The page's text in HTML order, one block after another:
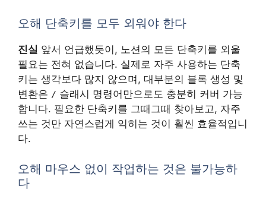
오해 단축키를 모두 외워야 한다
진실 앞서 언급했듯이, 노션의 모든 단축키를 외울
필요는 전혀 없습니다. 실제로 자주 사용하는 단축
키는 생각보다 많지 않으며, 대부분의 블록 생성 및
변환은 / 슬래시 명령어만으로도 충분히 커버 가능
합니다. 필요한 단축키를 그때그때 찾아보고, 자주
쓰는 것만 자연스럽게 익히는 것이 훨씬 효율적입니
다.
오해 마우스 없이 작업하는 것은 불가능하
다